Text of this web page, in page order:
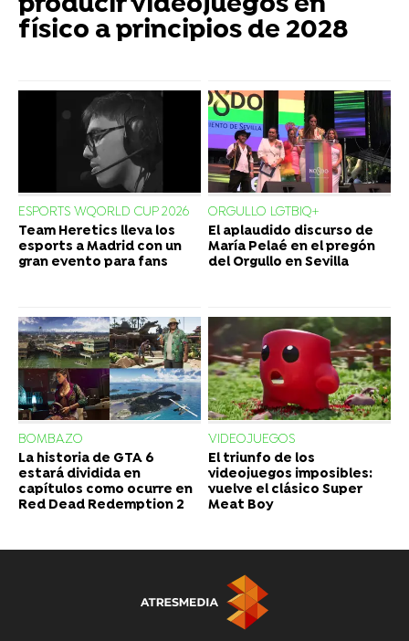
físico a principios de 2028
ESPORTS WQORLD CUP 2026
Team Heretics lleva los
esports a Madrid con un
gran evento para fans
ORGULLO LGTBIQ+
El aplaudido discurso de
María Pelaé en el pregón
del Orgullo en Sevilla
BOMBAZO
La historia de GTA 6
estará dividida en
capítulos como ocurre en
Red Dead Redemption 2
VIDEOJUEGOS
El triunfo de los
videojuegos imposibles:
vuelve el clásico Super
Meat Boy